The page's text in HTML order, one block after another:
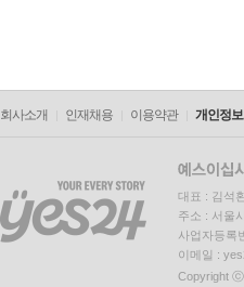
회사소개 인재채용 이용약관 개인정
대표 : 김석
주소 : 서울
사업자등록
이메일 :
Copyright ⓒ